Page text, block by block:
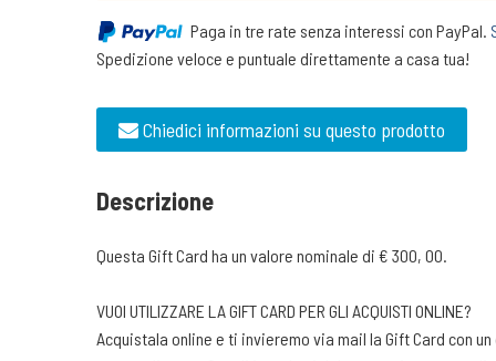
Paga in tre rate senza interessi con PayPal.
Spedizione veloce e puntuale direttamente a casa tua!
Chiedici informazioni su questo prodotto
Descrizione
Questa Gift Card ha un valore nominale di € 300, 00.
VUOI UTILIZZARE LA GIFT CARD PER GLI ACQUISTI ONLINE?
Acquistala online e ti invieremo via mail la Gift Card con